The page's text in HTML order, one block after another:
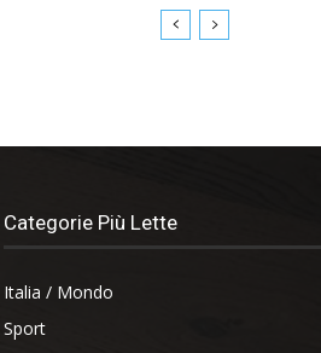
Categorie Più Lette
Italia / Mondo
Sport